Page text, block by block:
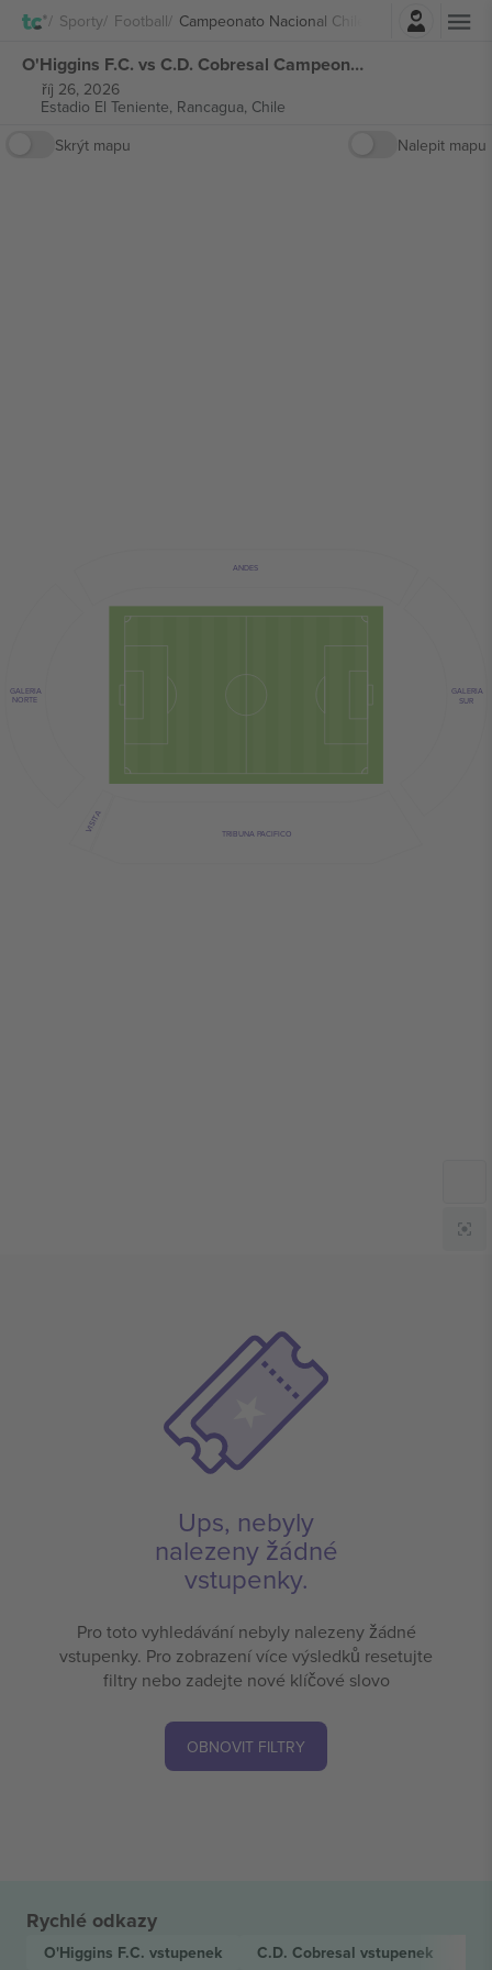
Sporty Football Campeonato Nacional Chile
Přihlásit se
O'Higgins F.C. vs C.D. Cobresal Campeonato Nacional Chile vstupenek
říj 26, 2026
Estadio El Teniente, Rancagua, Chile
Skrýt mapu
Nalepit mapu
ANDES
GALERIA
SUR
GALERIA
NORTE
TRIBUNA PACIFICO
VISITA
Ups, nebyly
nalezeny žádné
vstupenky.
Pro toto vyhledávání nebyly nalezeny žádné
vstupenky. Pro zobrazení více výsledků resetujte
filtry nebo zadejte nové klíčové slovo
OBNOVIT FILTRY
Rychlé odkazy
O'Higgins F.C. vstupenek C.D. Cobresal vstupenek